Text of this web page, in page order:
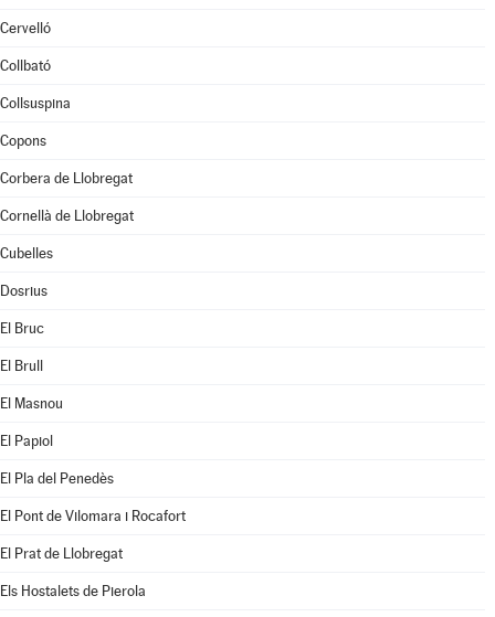
Cervelló
Collbató
Collsuspina
Copons
Corbera de Llobregat
Cornellà de Llobregat
Cubelles
Dosrius
El Bruc
El Brull
El Masnou
El Papiol
El Pla del Penedès
El Pont de Vilomara i Rocafort
El Prat de Llobregat
Els Hostalets de Pierola